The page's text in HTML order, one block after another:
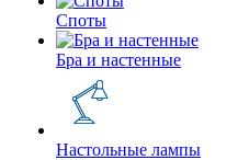
Споты
Бра и настенные
Настольные лампы